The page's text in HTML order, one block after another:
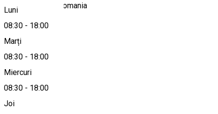
Luni
08:30 - 18:00
Marți
08:30 - 18:00
Miercuri
08:30 - 18:00
Joi
Centru, Craiova, Romania
Hartă